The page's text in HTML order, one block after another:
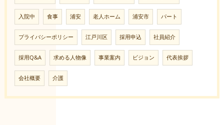
入院中 食事 浦安 老人ホーム 浦安市 パート
プライバシーポリシー 江戸川区 採用申込 社員紹介
採用Q&A 求める人物像 事業案内 ビジョン 代表挨拶
会社概要 介護